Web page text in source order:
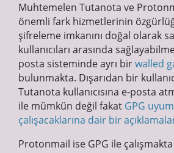
Muhtemelen Tutanota ve
önemli fark hizmetlerinin
şifreleme imkanını doğal olarak
kullanıcıları arasında
posta sisteminde ayrı birwalled
bulunmakta. Dışarıdan bir
Tutanota kullanıcısına e-posta
ile mümkün değil fakat GPG
çalışacaklarına dair bir
Protonmail ise GPG ile çalışmakta